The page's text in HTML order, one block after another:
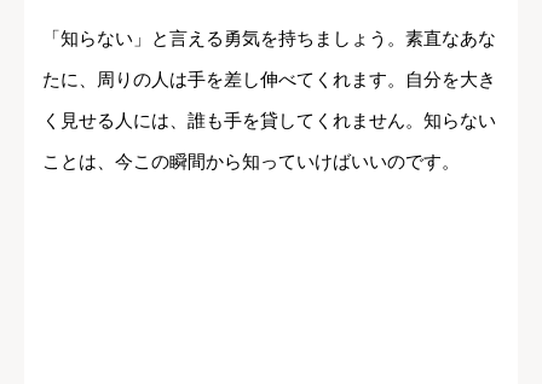
「知らない」と言える勇気を持ちましょう。素直なあな
たに、周りの人は手を差し伸べてくれます。自分を大き
く見せる人には、誰も手を貸してくれません。知らない
ことは、今この瞬間から知っていけばいいのです。